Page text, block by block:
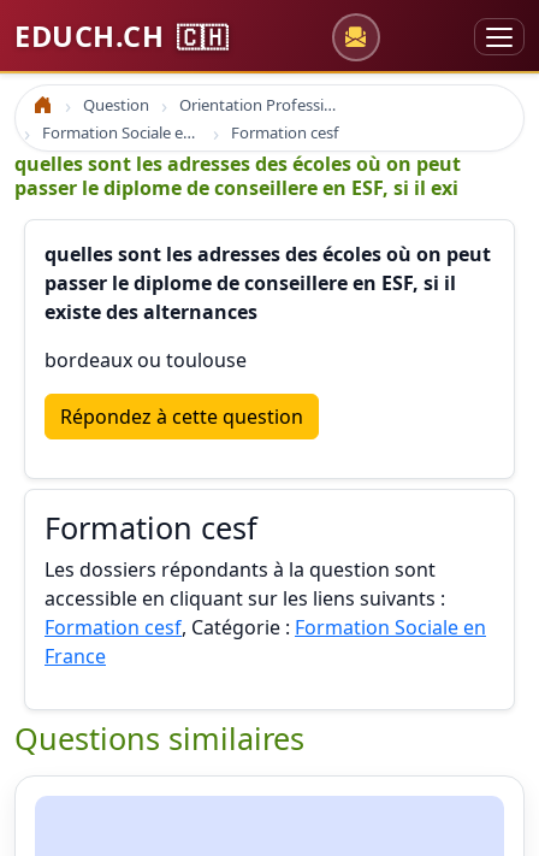
EDUCH.CH 🇨🇭
Accueil Question
Orientation Professionnelle
Formation Sociale en France
Formation cesf
quelles sont les adresses des écoles où on peut
passer le diplome de conseillere en ESF, si il exi
quelles sont les adresses des écoles où on peut
passer le diplome de conseillere en ESF, si il
existe des alternances
bordeaux ou toulouse
Répondez à cette question
Formation cesf
Les dossiers répondants à la question sont
accessible en cliquant sur les liens suivants :
Formation cesf, Catégorie : Formation Sociale en
France
Questions similaires